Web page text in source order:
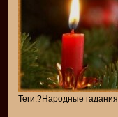
Теги:?Народные гадания